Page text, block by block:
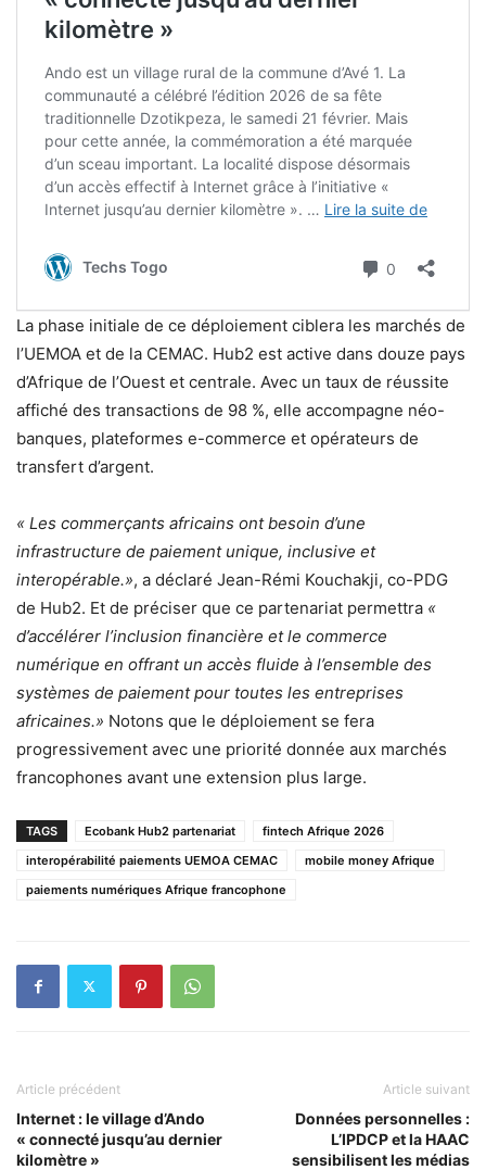
La phase initiale de ce déploiement ciblera les marchés de
l’UEMOA et de la CEMAC. Hub2 est active dans douze pays
d’Afrique de l’Ouest et centrale. Avec un taux de réussite
affiché des transactions de 98 %, elle accompagne néo-
banques, plateformes e-commerce et opérateurs de
transfert d’argent.
« Les commerçants africains ont besoin d’une
infrastructure de paiement unique, inclusive et
interopérable.», a déclaré Jean-Rémi Kouchakji, co-PDG
de Hub2. Et de préciser que ce partenariat permettra «
d’accélérer l’inclusion financière et le commerce
numérique en offrant un accès fluide à l’ensemble des
systèmes de paiement pour toutes les entreprises
africaines.» Notons que le déploiement se fera
progressivement avec une priorité donnée aux marchés
francophones avant une extension plus large.
TAGS Ecobank Hub2 partenariat
fintech Afrique 2026
interopérabilité paiements UEMOA CEMAC
mobile money Afrique
paiements numériques Afrique francophone
Article précédent
Internet : le village d’Ando
« connecté jusqu’au dernier
kilomètre »
Article suivant
Données personnelles :
L’IPDCP et la HAAC
sensibilisent les médias